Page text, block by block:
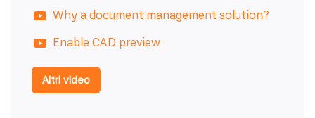
Why a document management solution?
Enable CAD preview
Altri video